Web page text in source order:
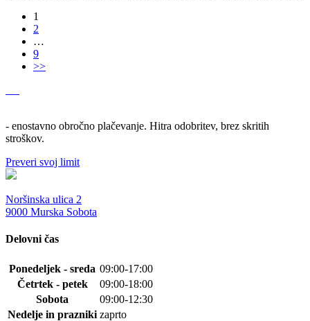
1
2
…
9
>>
- enostavno obročno plačevanje. Hitra odobritev, brez skritih
stroškov.
Preveri svoj limit
Noršinska ulica 2
9000 Murska Sobota
Delovni čas
Ponedeljek - sreda 09:00-17:00
Četrtek - petek
09:00-18:00
Sobota
09:00-12:30
Nedelje in prazniki zaprto